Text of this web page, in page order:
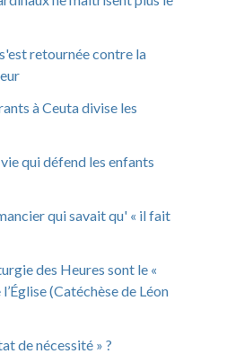
retournée contre la
à Ceuta divise les
qui défend les enfants
qui savait qu' « il fait
des Heures sont le «
(Catéchèse de Léon
de nécessité » ?